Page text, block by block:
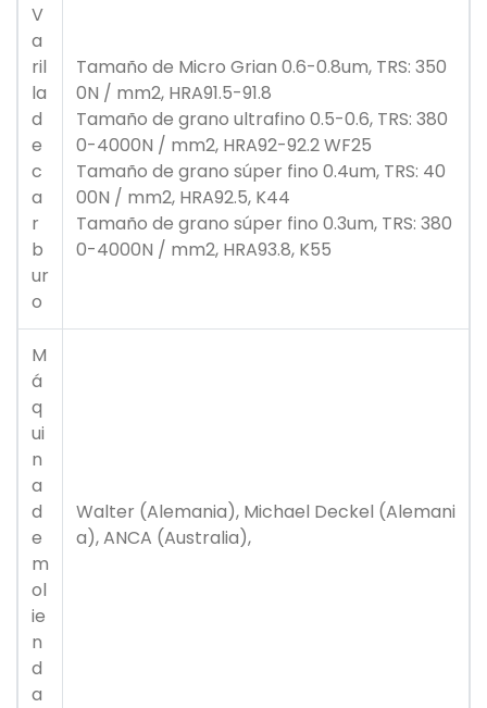
V
a
ril
la
d
e
c
a
r
b
ur
o
Tamaño de Micro Grian 0.6-0.8um, TRS: 350
0N / mm2, HRA91.5-91.8
Tamaño de grano ultrafino 0.5-0.6, TRS: 380
0-4000N / mm2, HRA92-92.2 WF25
Tamaño de grano súper fino 0.4um, TRS: 40
00N / mm2, HRA92.5, K44
Tamaño de grano súper fino 0.3um, TRS: 380
0-4000N / mm2, HRA93.8, K55
M
á
q
ui
n
a
d
e
m
ol
ie
n
d
a
Walter (Alemania), Michael Deckel (Alemani
a), ANCA (Australia),